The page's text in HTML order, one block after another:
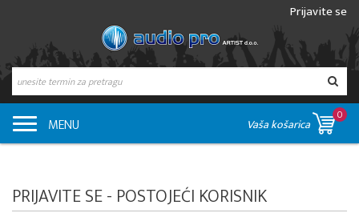
Prijavite se
MENU Vaša košarica
0
PRIJAVITE SE - POSTOJEĆI KORISNIK